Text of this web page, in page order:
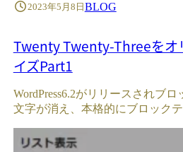
2023年5月8日 BLOG
Twenty Twenty-Threeをオ
イズPart1
WordPress6.2がリリースされブ
文字が消え、本格的にブロック